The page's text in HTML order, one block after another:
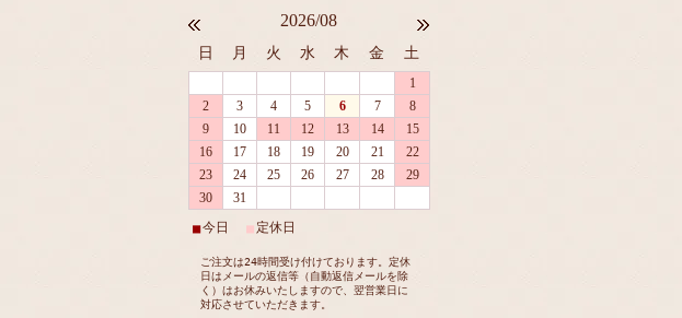
2026/08
日 月 火 水 木 金 土
1
2
3 4 5 6 7
8
9
10 11 12 13 14
15
16
17 18 19 20 21
22
23
24 25 26 27 28
29
30
31
■今日 ■ 定休日
ご注文は24時間受け付けております。定休
日はメールの返信等（自動返信メールを除
く）はお休みいたしますので、翌営業日に
対応させていただきます。